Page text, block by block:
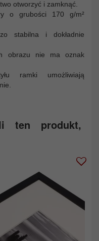
otworzyć i zamknąć.
o grubości 170 g/m²
stabilna i dokładnie
obrazu nie ma oznak
ramki umożliwiają
ten produkt,